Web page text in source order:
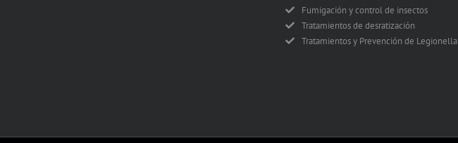
Fumigación y control de insectos
Tratamientos de desratización
Tratamientos y Prevención de Legionella